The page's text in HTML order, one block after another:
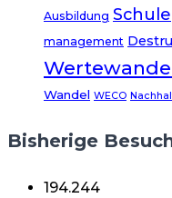
Ausbildung Schule
management
Wandel WECO
Bisherige
194.244